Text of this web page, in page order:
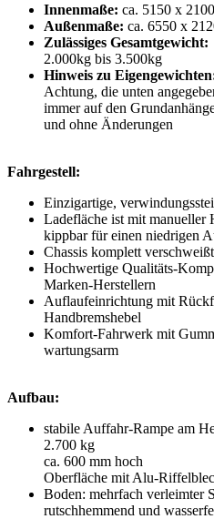
Innenmaße: ca. 5150 x
Außenmaße: ca. 6550 x
Zulässiges Gesamtgewicht:
2.000kg bis 3.500kg
Hinweis zu
Achtung, die unten
immer auf den
und ohne Änderungen
Fahrgestell:
Einzigartige,
Ladefläche ist mit manueller
kippbar für einen niedrigen
Chassis komplett
Hochwertige Qualitäts-
Marken-Herstellern
Auflaufeinrichtung mit
Handbremshebel
Komfort-Fahrwerk mit
wartungsarm
Aufbau:
stabile Auffahr-Rampe am
2.700 kg
ca. 600 mm hoch
Oberfläche mit Alu-
Boden: mehrfach verleimter
rutschhemmend und